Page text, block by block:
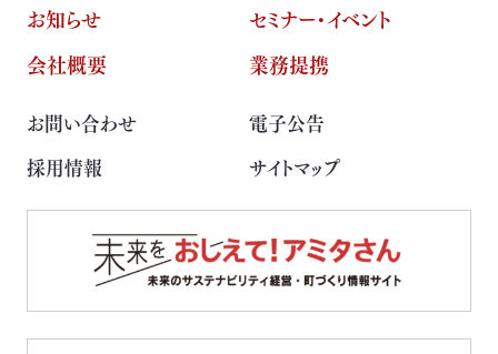
お知らせ
セミナー・イベント
会社概要
業務提携
お問い合わせ
電子公告
採用情報
サイトマップ